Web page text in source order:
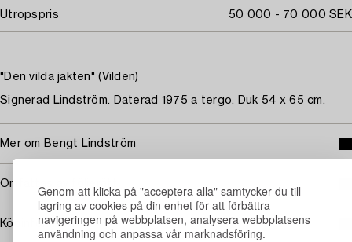
Genom att klicka på "acceptera alla" samtycker du till
lagring av cookies på din enhet för att förbättra
navigeringen på webbplatsen, analysera webbplatsens
användning och anpassa vår marknadsföring.
Utropspris 50 000 - 70 000 SEK
"Den vilda jakten" (Vilden)
Signerad Lindström. Daterad 1975 a tergo. Duk 54 x 65 cm.
Mer om Bengt Lindström
Omfattas av följerätt
Köpinformation